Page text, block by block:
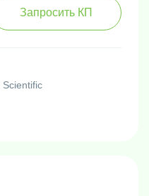
Запросить КП